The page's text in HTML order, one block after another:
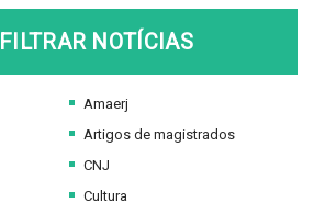
FILTRAR NOTÍCIAS
Amaerj
Artigos de magistrados
CNJ
Cultura